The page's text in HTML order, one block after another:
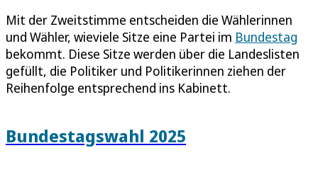
Mit der Zweitstimme entscheiden die Wählerinnen
und Wähler, wieviele Sitze eine Partei im Bundestag
bekommt. Diese Sitze werden über die Landeslisten
gefüllt, die Politiker und Politikerinnen ziehen der
Reihenfolge entsprechend ins Kabinett.
Bundestagswahl 2025